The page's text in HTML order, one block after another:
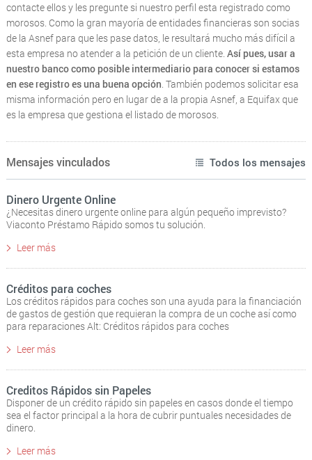
contacte ellos y les pregunte si nuestro perfil esta registrado como
morosos. Como la gran mayoría de entidades financieras son socias
de la Asnef para que les pase datos, le resultará mucho más difícil a
esta empresa no atender a la petición de un cliente. Así pues, usar a
nuestro banco como posible intermediario para conocer si estamos
en ese registro es una buena opción . También podemos solicitar esa
misma información pero en lugar de a la propia Asnef, a Equifax que
es la empresa que gestiona el listado de morosos.
Mensajes vinculados Todos los mensajes
Dinero Urgente Online
¿Necesitas dinero urgente online para algún pequeño imprevisto?
Viaconto Préstamo Rápido somos tu solución.
Leer más
Créditos para coches
Los créditos rápidos para coches son una ayuda para la financiación
de gastos de gestión que requieran la compra de un coche así como
para reparaciones Alt: Créditos rápidos para coches
Leer más
Creditos Rápidos sin Papeles
Disponer de un crédito rápido sin papeles en casos donde el tiempo
sea el factor principal a la hora de cubrir puntuales necesidades de
dinero.
Leer más